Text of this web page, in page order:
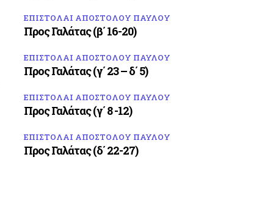
ΕΠΙΣΤΟΛΑΙ ΑΠΟΣΤΟΛΟΥ ΠΑΥΛΟΥ
Προς Γαλάτας (β΄ 16-20)
ΕΠΙΣΤΟΛΑΙ ΑΠΟΣΤΟΛΟΥ ΠΑΥΛΟΥ
Προς Γαλάτας (γ΄ 23 – δ΄ 5)
ΕΠΙΣΤΟΛΑΙ ΑΠΟΣΤΟΛΟΥ ΠΑΥΛΟΥ
Προς Γαλάτας (γ΄ 8 -12)
ΕΠΙΣΤΟΛΑΙ ΑΠΟΣΤΟΛΟΥ ΠΑΥΛΟΥ
Προς Γαλάτας (δ΄ 22-27)